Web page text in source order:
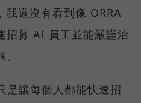
我還沒有看到像 ORRA
招募 AI 員工並能嚴謹治
是讓每個人都能快速招